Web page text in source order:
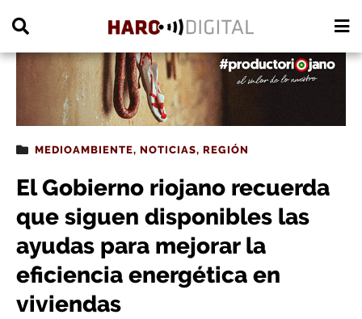
MEDIOAMBIENTE, NOTICIAS, REGIÓN
El Gobierno riojano recuerda
que siguen disponibles las
ayudas para mejorar la
eficiencia energética en
viviendas